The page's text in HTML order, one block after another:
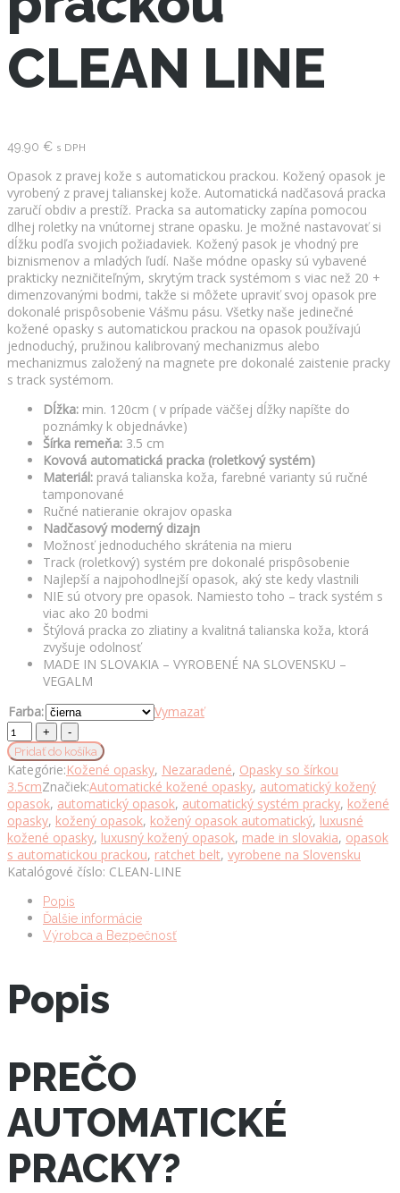
CLEAN LINE
49.90 € s DPH
Opasok z pravej kože s automatickou prackou. Kožený opasok je
vyrobený z pravej talianskej kože. Automatická nadčasová pracka
zaručí obdiv a prestíž. Pracka sa automaticky zapína pomocou
dlhej roletky na vnútornej strane opasku. Je možné nastavovať si
dĺžku podľa svojich požiadaviek. Kožený pasok je vhodný pre
biznismenov a mladých ľudí. Naše módne opasky sú vybavené
prakticky nezničiteľným, skrytým track systémom s viac než 20 +
dimenzovanými bodmi, takže si môžete upraviť svoj opasok pre
dokonalé prispôsobenie Vášmu pásu. Všetky naše jedinečné
kožené opasky s automatickou prackou na opasok používajú
jednoduchý, pružinou kalibrovaný mechanizmus alebo
mechanizmus založený na magnete pre dokonalé zaistenie pracky
s track systémom.
Dĺžka: min. 120cm ( v prípade väčšej dĺžky napíšte do
poznámky k objednávke)
Šírka remeňa: 3.5 cm
Kovová automatická pracka (roletkový systém)
Materiál: pravá talianska koža, farebné varianty sú ručné
tamponované
Ručné natieranie okrajov opaska
Nadčasový moderný dizajn
Možnosť jednoduchého skrátenia na mieru
Track (roletkový) systém pre dokonalé prispôsobenie
Najlepší a najpohodlnejší opasok, aký ste kedy vlastnili
NIE sú otvory pre opasok. Namiesto toho – track systém s
viac ako 20 bodmi
Štýlová pracka zo zliatiny a kvalitná talianska koža, ktorá
zvyšuje odolnosť
MADE IN SLOVAKIA – VYROBENÉ NA SLOVENSKU –
VEGALM
Farba:
Vymazať
Opasok
z
pravej
kože
s
automatickou
prackou
CLEAN
LINE
množstvo
Pridať do košíka
Kategórie:Kožené opasky, Nezaradené, Opasky so šírkou
3.5cmZnačiek:Automatické kožené opasky, automatický kožený
opasok, automatický opasok, automatický systém pracky, kožené
opasky, kožený opasok, kožený opasok automatický, luxusné
kožené opasky, luxusný kožený opasok, made in slovakia, opasok
s automatickou prackou, ratchet belt, vyrobene na Slovensku
Katalógové číslo: CLEAN-LINE
Popis
Ďalšie informácie
Výrobca a Bezpečnosť
Popis
PREČO
AUTOMATICKÉ
PRACKY?